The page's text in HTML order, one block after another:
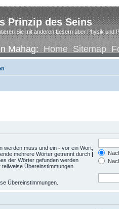
Prinzip des Seins
Sie mit anderen Lesern über Physik und
Mahag:Home Sitemap
werden muss und ein - vor ein Wort,
mehrere Wörter getrennt durch |
der Wörter gefunden werden
Übereinstimmungen.
Übereinstimmungen.